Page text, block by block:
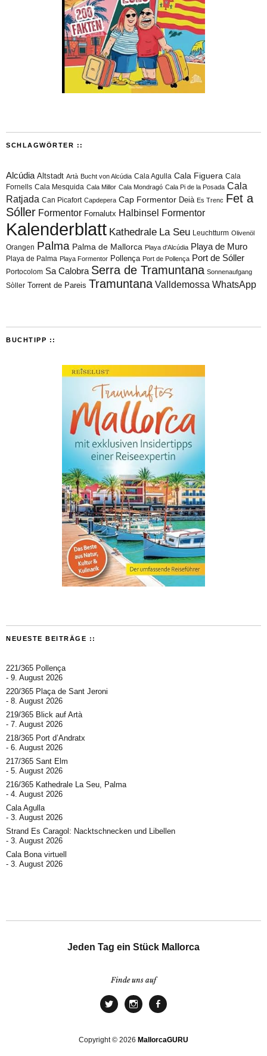
SCHLAGWÖRTER ::
Alcúdia Altstadt Artà Bucht von Alcúdia Cala Agulla Cala Figuera Cala
Fornells Cala Mesquida Cala Millor Cala Mondragó Cala Pi de la Posada Cala
Ratjada Can Picafort Capdepera Cap Formentor Deià Es Trenc Fet a
Sóller Formentor Fornalutx Halbinsel Formentor
Kalenderblatt Kathedrale La Seu Leuchtturm Olivenöl
Orangen Palma Palma de Mallorca Playa d'Alcúdia Playa de Muro
Playa de Palma Playa Formentor Pollença Port de Pollença Port de Sóller
Portocolom Sa Calobra Serra de Tramuntana Sonnenaufgang
Sòller Torrent de Pareis Tramuntana Valldemossa WhatsApp
BUCHTIPP ::
NEUESTE BEITRÄGE ::
221/365 Pollença
9. August 2026
220/365 Plaça de Sant Jeroni
8. August 2026
219/365 Blick auf Artà
7. August 2026
218/365 Port d’Andratx
6. August 2026
217/365 Sant Elm
5. August 2026
216/365 Kathedrale La Seu, Palma
4. August 2026
Cala Agulla
3. August 2026
Strand Es Caragol: Nacktschnecken und Libellen
3. August 2026
Cala Bona virtuell
3. August 2026
Jeden Tag ein Stück Mallorca
Finde uns auf
Copyright © 2026 MallorcaGURU